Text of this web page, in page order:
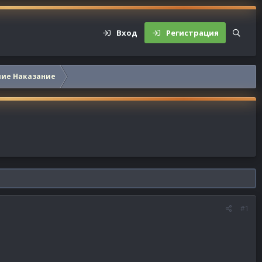
Вход Регистрация
Наказание
#1